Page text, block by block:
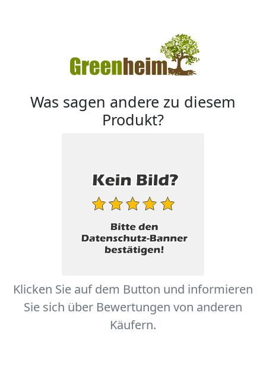
Was sagen andere zu diesem
Produkt?
Klicken Sie auf dem Button und informieren
Sie sich über Bewertungen von anderen
Käufern.